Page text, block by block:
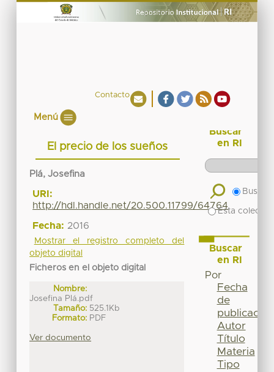
Contacto
Menú
El precio de los sueños
Plá, Josefina
URI:
http://hdl.handle.net/20.500.11799/64764
Fecha: 2016
Mostrar el registro completo del
objeto digital
Ficheros en el objeto digital
Nombre:
Josefina Plá.pdf
Tamaño: 525.1Kb
Formato: PDF
Ver documento
Buscar
en RI
Buscar
Esta
Buscar
en RI
Por
Fecha
de
publicación
Autor
Título
Materia
Tipo